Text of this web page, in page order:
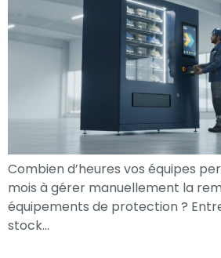
Combien d’heures vos équipes
mois à gérer manuellement la
équipements de protection ?
stock…